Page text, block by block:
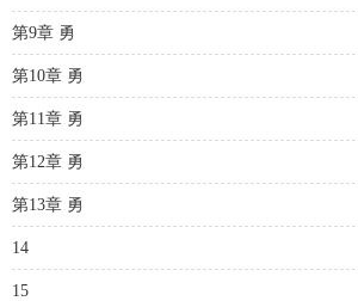
第9章 勇
第10章 勇
第11章 勇
第12章 勇
第13章 勇
14
15